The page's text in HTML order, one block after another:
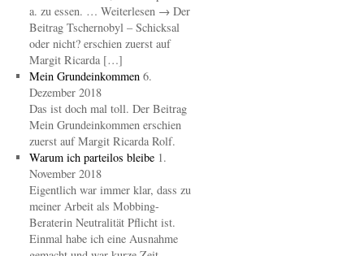
a. zu essen. … Weiterlesen → Der
Beitrag Tschernobyl – Schicksal
oder nicht? erschien zuerst auf
Margit Ricarda […]
Mein Grundeinkommen 6.
Dezember 2018
Das ist doch mal toll. Der Beitrag
Mein Grundeinkommen erschien
zuerst auf Margit Ricarda Rolf.
Warum ich parteilos bleibe 1.
November 2018
Eigentlich war immer klar, dass zu
meiner Arbeit als Mobbing-
Beraterin Neutralität Pflicht ist.
Einmal habe ich eine Ausnahme